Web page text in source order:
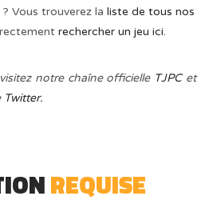
Vous trouverez laliste de tous nos
rechercher un jeu ici.
notre chaîne officielle TJPCet
Twitter.
REQUISE